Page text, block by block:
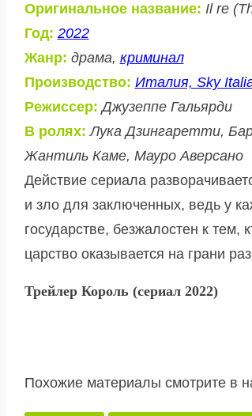
Оригинальное название: Il re
Год: 2022
Жанр: драма, криминал
Производство: Италия, Sky
Режиссер: Джузеппе Гальярди
В ролях: Лука Дзингаретти,
Жантиль Каме, Мауро Аверсано
Действие сериала
и зло для заключенных, ведь у
государстве, безжалостен к тем,
царство оказывается на грани
Трейлер Король (сериал 2022)
Похожие материалы смотрите в